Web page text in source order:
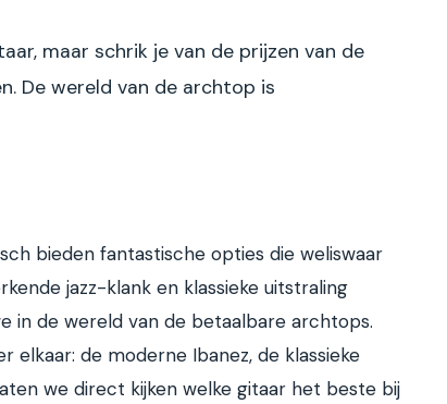
maar schrik je van de prijzen van de
De wereld van de archtop is
bieden fantastische opties die weliswaar
jazz-klank en klassieke uitstraling
in de wereld van de betaalbare archtops.
de moderne Ibanez, de klassieke
we direct kijken welke gitaar het beste bij